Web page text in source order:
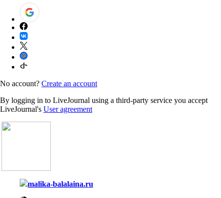
No account? Create an account
By logging in to LiveJournal using a third-party service you accept
LiveJournal's User agreement
malika-balalaina.ru